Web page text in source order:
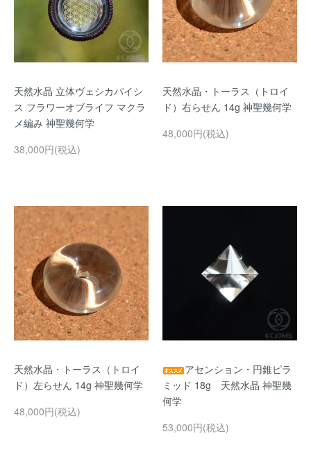
天然水晶 立体ヴェシカパイシ
ス フラワーオブライフ マクラ
メ編み 神聖幾何学
38,000円(税込)
天然水晶・トーラス（トロイ
ド）右らせん 14g 神聖幾何学
48,000円(税込)
天然水晶・トーラス（トロイ
ド）左らせん 14g 神聖幾何学
48,000円(税込)
アセンション・円錐ピラ
ミッド 18g 天然水晶 神聖幾
何学
53,000円(税込)